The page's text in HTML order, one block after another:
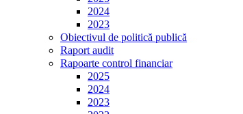
2024
2023
Obiectivul de politică publică
Raport audit
Rapoarte control financiar
2025
2024
2023